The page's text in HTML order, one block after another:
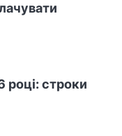
році: строки